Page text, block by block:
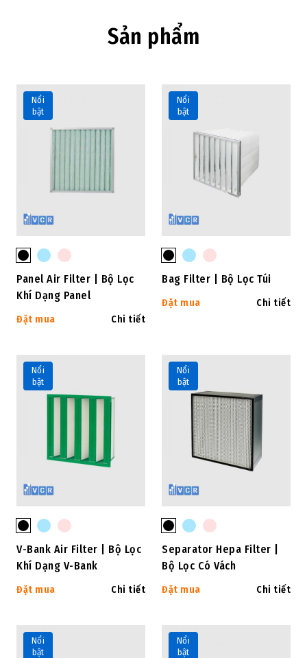
Sản phẩm
Nổi
bật
Panel Air Filter | Bộ Lọc
Khí Dạng Panel
Đặt mua Chi tiết
Nổi
bật
Bag Filter | Bộ Lọc Túi
Đặt mua Chi tiết
Nổi
bật
V-Bank Air Filter | Bộ Lọc
Khí Dạng V-Bank
Đặt mua Chi tiết
Nổi
bật
Separator Hepa Filter |
Bộ Lọc Có Vách
Đặt mua Chi tiết
Nổi
bật
Nổi
bật